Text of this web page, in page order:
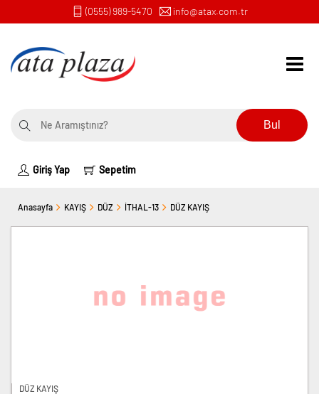
(0555) 989-5470 info@atax.com.tr
Bul
Giriş Yap Sepetim
Anasayfa KAYIŞ DÜZ İTHAL-13 DÜZ KAYIŞ
DÜZ KAYIŞ